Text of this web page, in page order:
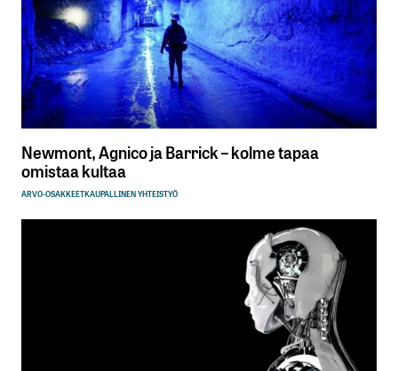
Newmont, Agnico ja Barrick – kolme tapaa
omistaa kultaa
ARVO-OSAKKEETKAUPALLINEN YHTEISTYÖ